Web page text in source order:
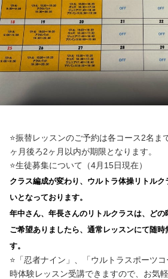
⭐️振替レッスンのご予約は各コース2名ま
ヶ月後ろ2ヶ月以内が期限となります。
⭐️生徒募集について（4月15日現在）
クラス編成が変わり、ウルトラ体操リトル
いとなっております。
年中さん、年長さんのリトルクラスは、どの
ご希望ありましたら、通常レッスンにて随時
す。
⭐️「忍者ナイン」、「ウルトラスポーツ
時体験レッスン受講できますので、お気